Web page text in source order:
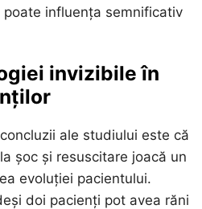
influența semnificativ
invizibile în
ale studiului este că
șoc și resuscitare joacă un
evoluției pacientului.
doi pacienți pot avea răni